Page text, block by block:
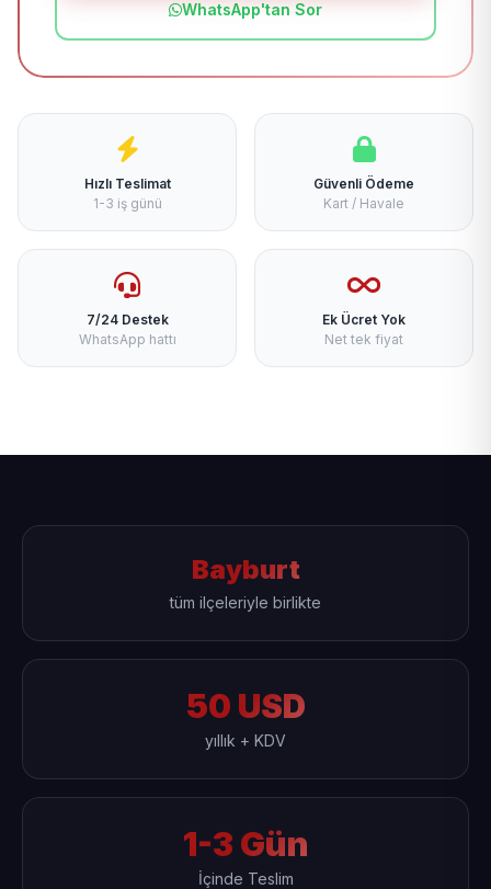
WhatsApp'tan Sor
Hızlı Teslimat
1-3 iş günü
Güvenli Ödeme
Kart / Havale
7/24 Destek
WhatsApp hattı
Ek Ücret Yok
Net tek fiyat
Bayburt
tüm ilçeleriyle birlikte
50 USD
yıllık + KDV
1-3 Gün
İçinde Teslim